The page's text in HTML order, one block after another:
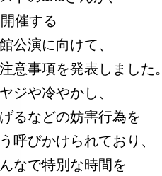
催する
公演に向けて、
意事項を発表しました。
ジや冷やかし、
るなどの妨害行為を
呼びかけられており、
なで特別な時間を